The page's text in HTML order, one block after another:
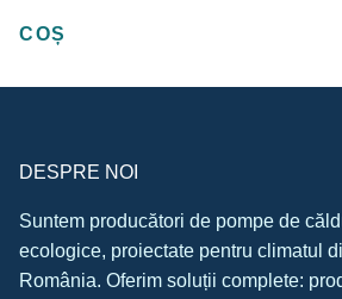
COȘ
DESPRE NOI
Suntem producători de pompe de
ecologice, proiectate pentru climatul
România. Oferim soluții complete: